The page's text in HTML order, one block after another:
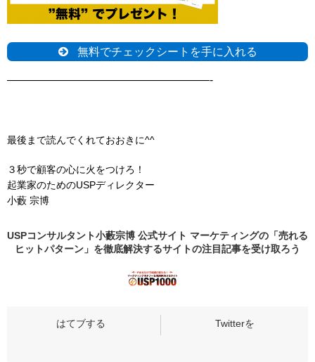
無料でチェックシートを手に入れる
——————————————————-
最後まで読んでくれておおきに^^
３秒で顧客の心に火をつけろ！
起業家のためのUSPディレクター
小藪 宗博
USPコンサルタント小藪宗博 公式サイト マーケティングの「売れる
ヒットパターン」を徹底解決するサイトの注目記事を受け取ろう